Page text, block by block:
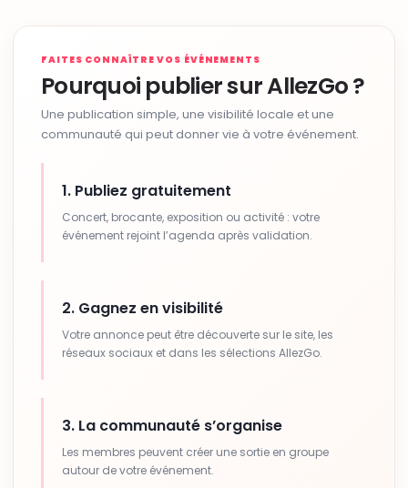
FAITES CONNAÎTRE VOS ÉVÉNEMENTS
Pourquoi publier sur AllezGo ?
Une publication simple, une visibilité locale et une
communauté qui peut donner vie à votre événement.
1. Publiez gratuitement
Concert, brocante, exposition ou activité : votre
événement rejoint l’agenda après validation.
2. Gagnez en visibilité
Votre annonce peut être découverte sur le site, les
réseaux sociaux et dans les sélections AllezGo.
3. La communauté s’organise
Les membres peuvent créer une sortie en groupe
autour de votre événement.